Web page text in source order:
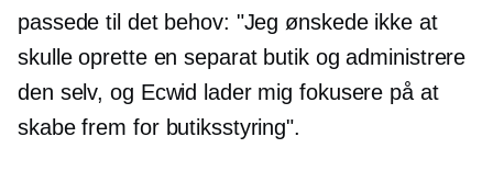
passede til det behov: "Jeg ønskede ikke at
skulle oprette en separat butik og administrere
den selv, og Ecwid lader mig fokusere på at
skabe frem for butiksstyring".